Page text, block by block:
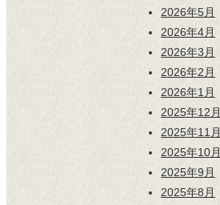
2026年5月
2026年4月
2026年3月
2026年2月
2026年1月
2025年12月
2025年11月
2025年10月
2025年9月
2025年8月